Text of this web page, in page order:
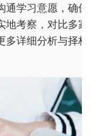
学习意愿，确保
考察，对比多家
详细分析与择校